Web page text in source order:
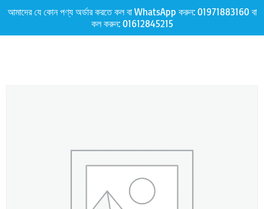
আমাদের যে কোন পণ্য অর্ডার করতে কল বা WhatsApp করুন: 01971883160বা
কল করুন: 01612845215